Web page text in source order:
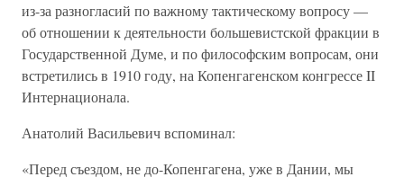
из-за разногласий по важному тактическому вопросу —
об отношении к деятельности большевистской фракции в
Государственной Думе, и по философским вопросам, они
встретились в 1910 году, на Копенгагенском конгрессе II
Интернационала.
Анатолий Васильевич вспоминал:
«Перед съездом, не до-Копенгагена, уже в Дании, мы